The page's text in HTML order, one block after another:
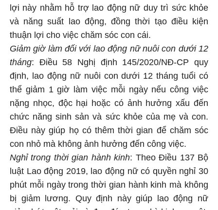
lợi này nhằm hỗ trợ lao động nữ duy trì sức khỏe
và năng suất lao động, đồng thời tạo điều kiện
thuận lợi cho việc chăm sóc con cái.
Giảm giờ làm đối với lao động nữ nuôi con dưới 12
tháng: Điều 58 Nghị định 145/2020/NĐ-CP quy
định, lao động nữ nuôi con dưới 12 tháng tuổi có
thể giảm 1 giờ làm việc mỗi ngày nếu công việc
nặng nhọc, độc hại hoặc có ảnh hưởng xấu đến
chức năng sinh sản và sức khỏe của mẹ và con.
Điều này giúp họ có thêm thời gian để chăm sóc
con nhỏ mà không ảnh hưởng đến công việc.
Nghỉ trong thời gian hành kinh: Theo Điều 137 Bộ
luật Lao động 2019, lao động nữ có quyền nghỉ 30
phút mỗi ngày trong thời gian hành kinh mà không
bị giảm lương. Quy định này giúp lao động nữ